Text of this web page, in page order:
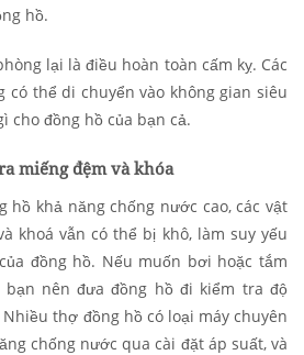
hồ.
lại là điều hoàn toàn cấm kỵ. Các
có thể di chuyển vào không gian siêu
cho đồng hồ của bạn cả.
miếng đệm và khóa
hồ khả năng chống nước cao, các vật
khoá vẫn có thể bị khô, làm suy yếu
đồng hồ. Nếu muốn bơi hoặc tắm
bạn nên đưa đồng hồ đi kiểm tra độ
thợ đồng hồ có loại máy chuyên
chống nước qua cài đặt áp suất, và